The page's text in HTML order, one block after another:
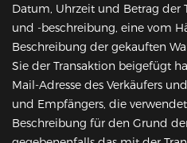
Datum, Uhrzeit und Betrag der
und -beschreibung, eine vom
Beschreibung der gekauften
Sie der Transaktion beigefügt
Mail-Adresse des Verkäufers
und Empfängers, die
Beschreibung für den Grund